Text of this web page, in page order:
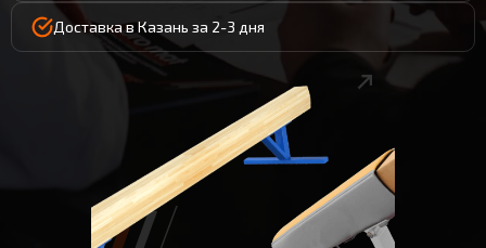
Доставка в Казань за 2-3 дня